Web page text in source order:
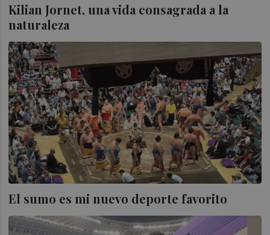
Kilian Jornet, una vida consagrada a la
naturaleza
El sumo es mi nuevo deporte favorito